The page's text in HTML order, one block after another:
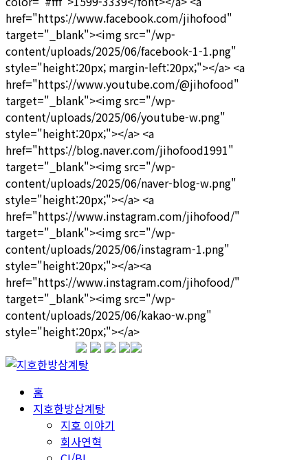
홈
지호한방삼계탕
지호 이야기
회사연혁